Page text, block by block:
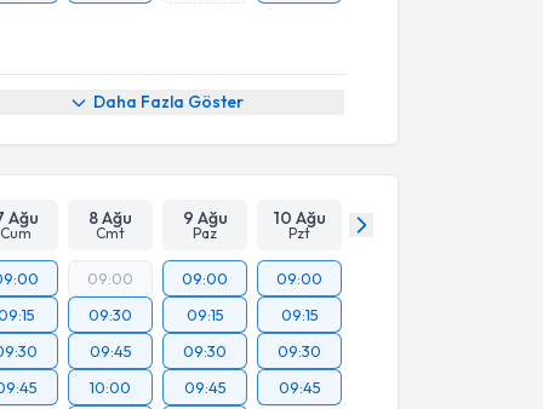
Daha Fazla Göster
Ağu
Cum
8 Ağu
Cmt
9 Ağu
Paz
10 Ağu
Pzt
09:00
09:30
09:45
10:00
09:00
09:15
09:30
09:45
09:00
09:15
09:30
09:45